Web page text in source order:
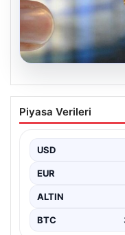
05.08.2026
Altın fiyatları
fiyatları ne
fiyatları
{ "title": "8 Nisan
Çeyrek ve
Piyasa Verileri
USD
EUR
ALTIN
BTC